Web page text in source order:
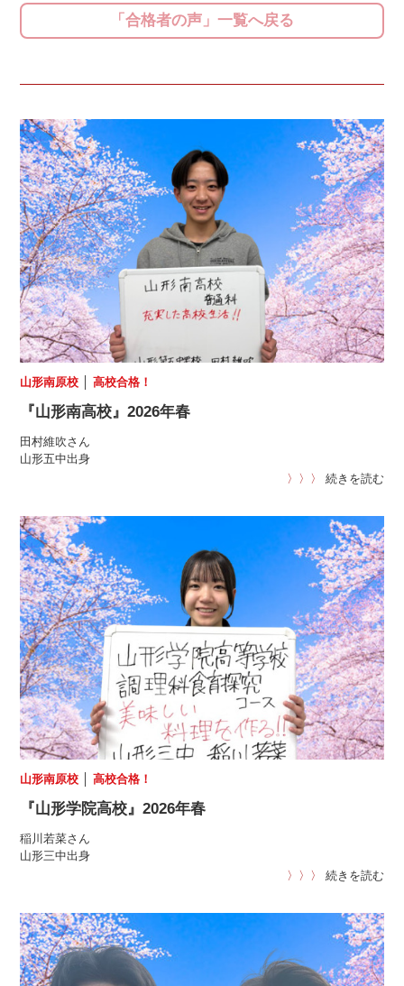
「合格者の声」一覧へ戻る
山形南原校 │高校合格！
『山形南高校』2026年春
田村維吹さん
山形五中出身
〉〉〉
続きを読む
山形南原校 │高校合格！
『山形学院高校』2026年春
稲川若菜さん
山形三中出身
〉〉〉
続きを読む